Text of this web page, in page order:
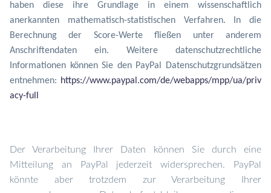
haben diese ihre Grundlage in einem wissenschaftlich
anerkannten mathematisch-statistischen Verfahren. In die
Berechnung der Score-Werte fließen unter anderem
Anschriftendaten ein. Weitere datenschutzrechtliche
Informationen können Sie den PayPal Datenschutzgrundsätzen
entnehmen: https://www.paypal.com/de/webapps/mpp/ua/priv
acy-full
Der Verarbeitung Ihrer Daten können Sie durch eine
Mitteilung an PayPal jederzeit widersprechen. PayPal
könnte aber trotzdem zur Verarbeitung Ihrer